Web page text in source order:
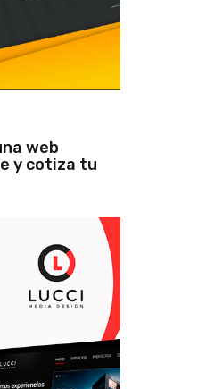
web
y cotiza tu